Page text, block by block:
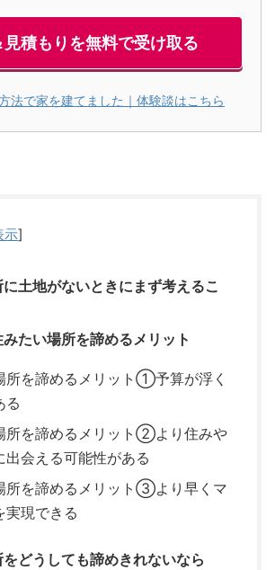
見積もりを無料で受け取る
法で家を建てました｜体験談はこちら
示]
土地がないときにまず考えるこ
たい場所を諦めるメリット
所を諦めるメリット①予算が浮く
る
所を諦めるメリット②より住みや
出会える可能性がある
所を諦めるメリット③より早くマ
実現できる
どうしても諦めきれないなら